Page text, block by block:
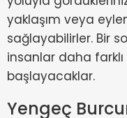
yaklaşım veya
sağlayabilirler. Bir
insanlar daha
başlayacaklar.
Yengeç